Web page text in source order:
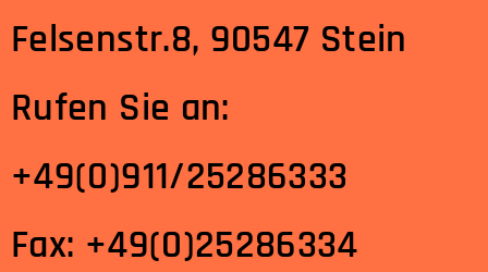
​Felsenstr.8, 90547 Stein
Rufen Sie an:
+49(0)911/25286333
Fax: +49(0)25286334